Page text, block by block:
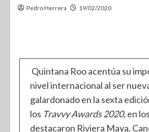
Pedro Herrera 19/02/2020
Quintana Roo acentúa su
nivel internacional al ser
galardonado en la sexta
los Travvy Awards 2020,en
destacaron Riviera Maya,